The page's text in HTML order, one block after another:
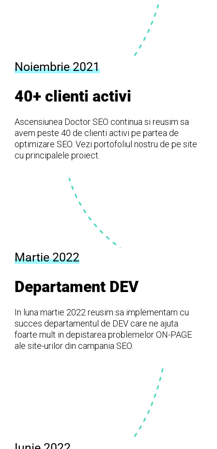
Noiembrie 2021
40+ clienti activi
Ascensiunea Doctor SEO continua si reusim sa
avem peste 40 de clienti activi pe partea de
optimizare SEO. Vezi portofoliul nostru de pe site
cu principalele proiect.
Martie 2022
Departament DEV
In luna martie 2022 reusim sa implementam cu
succes departamentul de DEV care ne ajuta
foarte mult in depistarea problemelor ON-PAGE
ale site-urilor din campania SEO.